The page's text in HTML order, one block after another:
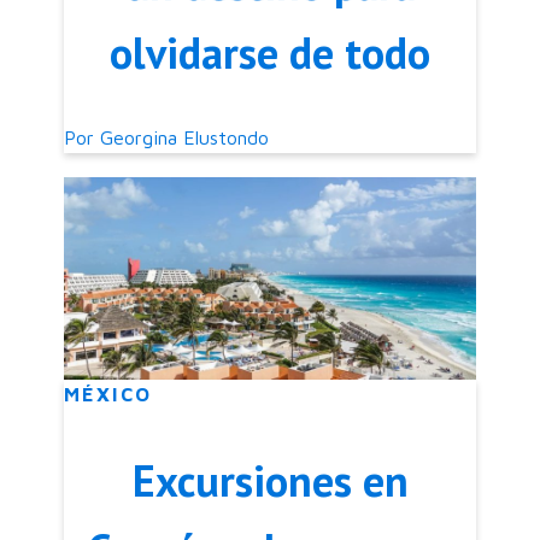
olvidarse de todo
Por Georgina Elustondo
MÉXICO
Excursiones en